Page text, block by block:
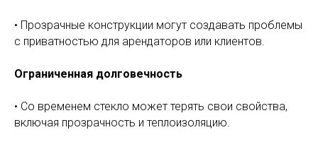
• Прозрачные конструкции могут создавать проблемы
с приватностью для арендаторов или клиентов.
Ограниченная долговечность
• Со временем стекло может терять свои свойства,
включая прозрачность и теплоизоляцию.